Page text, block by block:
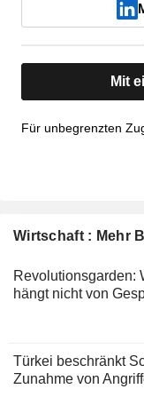
Mit
Für unbegrenzten
Wirtschaft : Mehr
Revolutionsgarden:
hängt nicht von
Türkei beschränkt
Zunahme von